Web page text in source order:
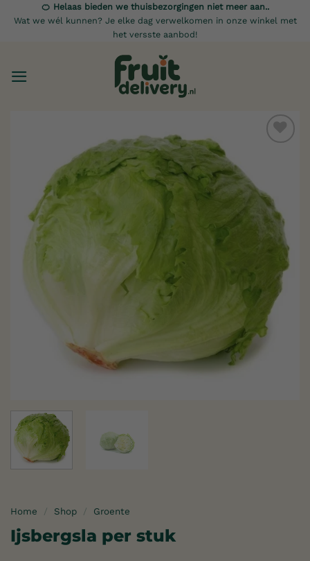
naar
🍊 Helaas bieden we thuisbezorgingen niet meer aan..
Wat we wél kunnen? Je elke dag verwelkomen in onze winkel met
het versste aanbod!
verlanglijst
Home / Shop / Groente
Ijsbergsla per stuk